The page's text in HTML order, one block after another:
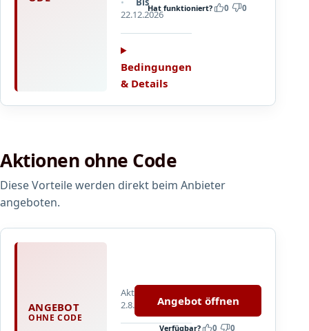
e
s
A
n
g
e
o
e
i
P
l
e
r
prüfen.
22.12.2026
Bedingungen
& Details
Hat funktioniert? 0 0
Aktionen ohne Code
Diese Vorteile werden direkt beim Anbieter
angeboten.
ANGEBOT
OHNE CODE
n
-
S
Aktualisiert
2.8.2026
Angebot öffnen
Verfügbar? 0 0